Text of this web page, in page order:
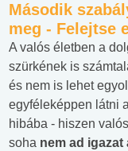
Második
meg - Felejtse
A valós életben a
szürkének is
és nem is lehet
egyféleképpen látni
hibába - hiszen
soha nem ad